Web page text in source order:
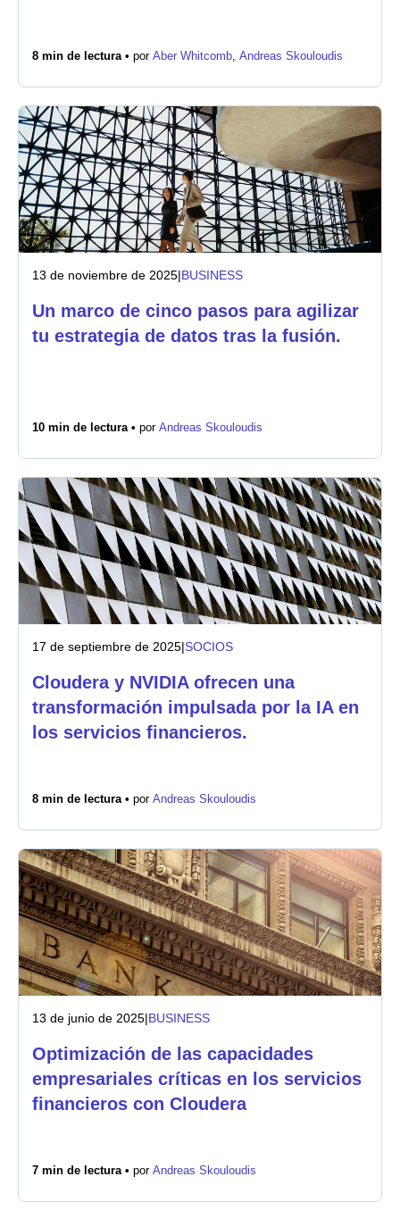
Sala de prensa
8 min de lectura • por Aber Whitcomb, Andreas Skouloudis
13 de noviembre de 2025|BUSINESS
Un marco de cinco pasos para agilizar
tu estrategia de datos tras la fusión.
10 min de lectura • por Andreas Skouloudis
17 de septiembre de 2025|SOCIOS
Cloudera y NVIDIA ofrecen una
transformación impulsada por la IA en
los servicios financieros.
8 min de lectura • por Andreas Skouloudis
13 de junio de 2025|BUSINESS
Optimización de las capacidades
empresariales críticas en los servicios
financieros con Cloudera
7 min de lectura • por Andreas Skouloudis